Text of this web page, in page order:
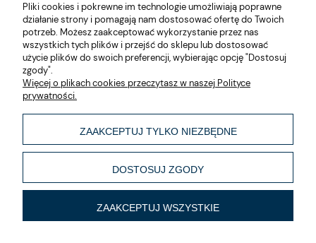
O nas
Informacje
Pliki cookies i pokrewne im technologie umożliwiają poprawne
działanie strony i pomagają nam dostosować ofertę do Twoich
potrzeb. Możesz zaakceptować wykorzystanie przez nas
wszystkich tych plików i przejść do sklepu lub dostosować
użycie plików do swoich preferencji, wybierając opcję "Dostosuj
zgody".
Więcej o plikach cookies przeczytasz w naszej Polityce
prywatności.
ZAAKCEPTUJ TYLKO NIEZBĘDNE
DOSTOSUJ ZGODY
ZAAKCEPTUJ WSZYSTKIE